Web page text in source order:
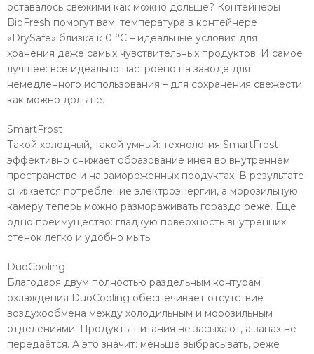
оставалось свежими как можно дольше? Контейнеры
BioFresh помогут вам: температура в контейнере
«DrySafe» близка к 0 °C – идеальные условия для
хранения даже самых чувствительных продуктов. И самое
лучшее: все идеально настроено на заводе для
немедленного использования – для сохранения свежести
как можно дольше.
SmartFrost
Такой холодный, такой умный: технология SmartFrost
эффективно снижает образование инея во внутреннем
пространстве и на замороженных продуктах. В результате
снижается потребление электроэнергии, а морозильную
камеру теперь можно размораживать гораздо реже. Еще
одно преимущество: гладкую поверхность внутренних
стенок легко и удобно мыть.
DuoCooling
Благодаря двум полностью раздельным контурам
охлаждения DuoCooling обеспечивает отсутствие
воздухообмена между холодильным и морозильным
отделениями. Продукты питания не засыхают, а запах не
передаётся. А это значит: меньше выбрасывать, реже